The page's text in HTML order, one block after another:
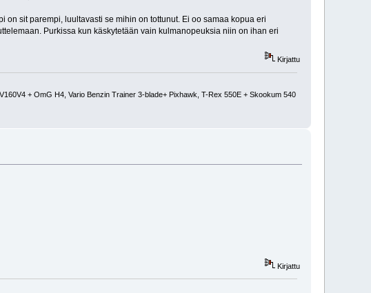
sit parempi, luultavasti se mihin on tottunut. Ei oo samaa kopua eri
Purkissa kun käskytetään vain kulmanopeuksia niin on ihan eri
Kirjattu
+ OmG H4, Vario Benzin Trainer 3-blade+ Pixhawk, T-Rex 550E + Skookum 540
Kirjattu